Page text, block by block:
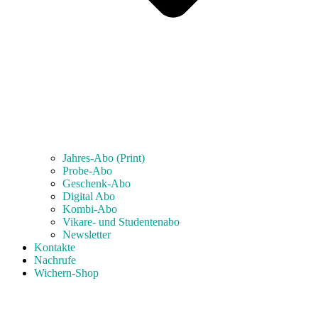
Jahres-Abo (Print)
Probe-Abo
Geschenk-Abo
Digital Abo
Kombi-Abo
Vikare- und Studentenabo
Newsletter
Kontakte
Nachrufe
Wichern-Shop